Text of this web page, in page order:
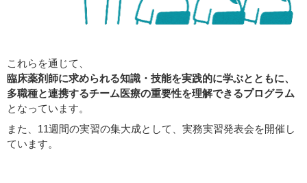
これらを通じて、
臨床薬剤師に求められる知識・技能を実践的に学ぶとともに、
多職種と連携するチーム医療の重要性を理解できるプログラム
となっています。
また、11週間の実習の集大成として、実務実習発表会を開催し
ています。